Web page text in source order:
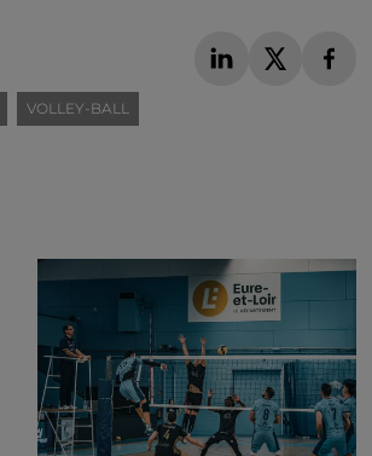
VOLLEY-BALL